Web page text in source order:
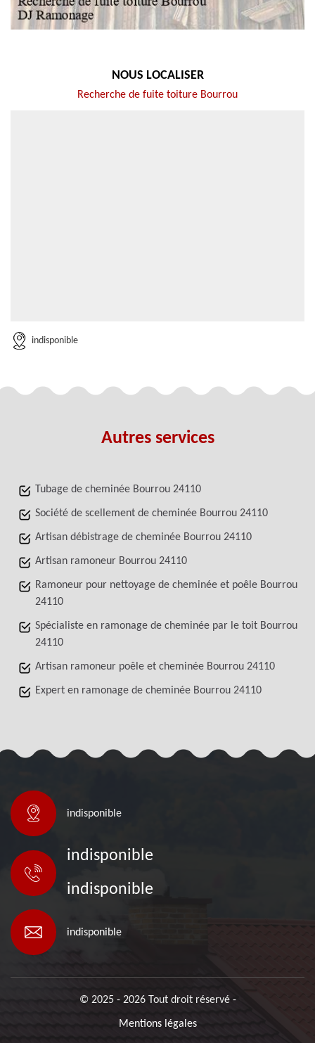
NOUS LOCALISER
Recherche de fuite toiture Bourrou
indisponible
Autres services
Tubage de cheminée Bourrou 24110
Société de scellement de cheminée Bourrou 24110
Artisan débistrage de cheminée Bourrou 24110
Artisan ramoneur Bourrou 24110
Ramoneur pour nettoyage de cheminée et poêle Bourrou
24110
Spécialiste en ramonage de cheminée par le toit Bourrou
24110
Artisan ramoneur poêle et cheminée Bourrou 24110
Expert en ramonage de cheminée Bourrou 24110
indisponible
indisponible
indisponible
indisponible
© 2025 - 2026 Tout droit réservé -
Mentions légales